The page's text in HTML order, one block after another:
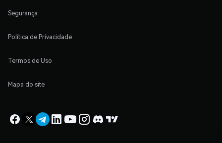
Segurança
Política de Privacidade
Termos de Uso
Mapa do site